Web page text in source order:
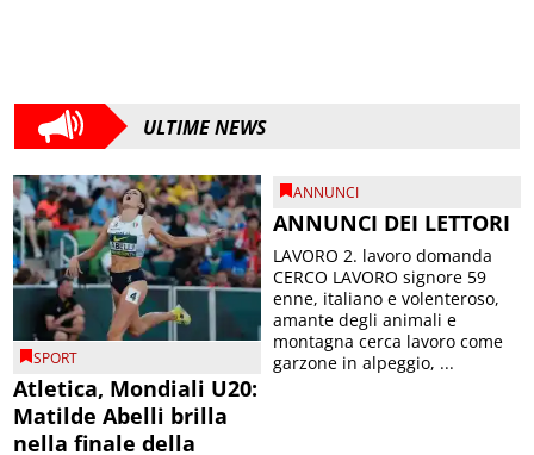
ULTIME NEWS
SPORT
Atletica, Mondiali U20:
Matilde Abelli brilla
nella finale della
ANNUNCI
ANNUNCI DEI LETTORI
LAVORO 2. lavoro domanda
CERCO LAVORO signore 59
enne, italiano e volenteroso,
amante degli animali e
montagna cerca lavoro come
garzone in alpeggio, ...